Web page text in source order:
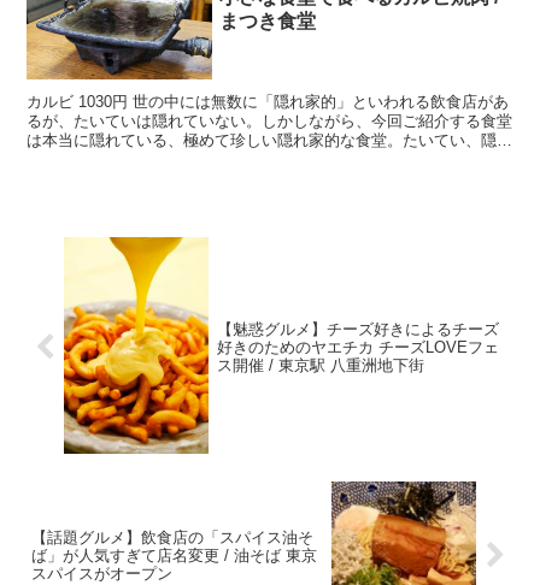
まつき食堂
カルビ 1030円 世の中には無数に「隠れ家的」といわれる飲食店があ
るが、たいていは隠れていない。しかしながら、今回ご紹介する食堂
は本当に隠れている、極めて珍しい隠れ家的な食堂。たいてい、隠さ
【魅惑グルメ】チーズ好きによるチーズ
好きのためのヤエチカ チーズLOVEフェ
ス開催 / 東京駅 八重洲地下街
【話題グルメ】飲食店の「スパイス油そ
ば」が人気すぎて店名変更 / 油そば 東京
スパイスがオープン